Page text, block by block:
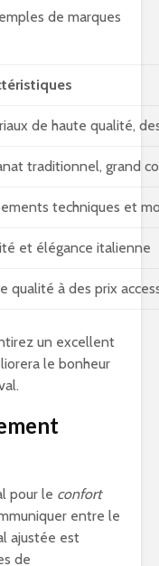
de marques
de haute qualité,
traditionnel, grand
techniques et
et élégance italienne
qualité à des prix
un excellent
le bonheur
pour le confort
entre le
ajustée est
de